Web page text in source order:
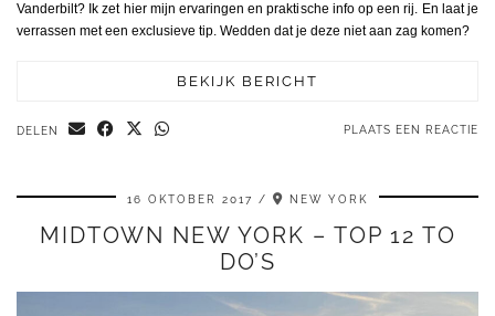
Vanderbilt? Ik zet hier mijn ervaringen en praktische info op een rij. En laat je
verrassen met een exclusieve tip. Wedden dat je deze niet aan zag komen?
BEKIJK BERICHT
DELEN PLAATS EEN REACTIE
16 OKTOBER 2017 NEW YORK
MIDTOWN NEW YORK – TOP 12 TO
DO’S